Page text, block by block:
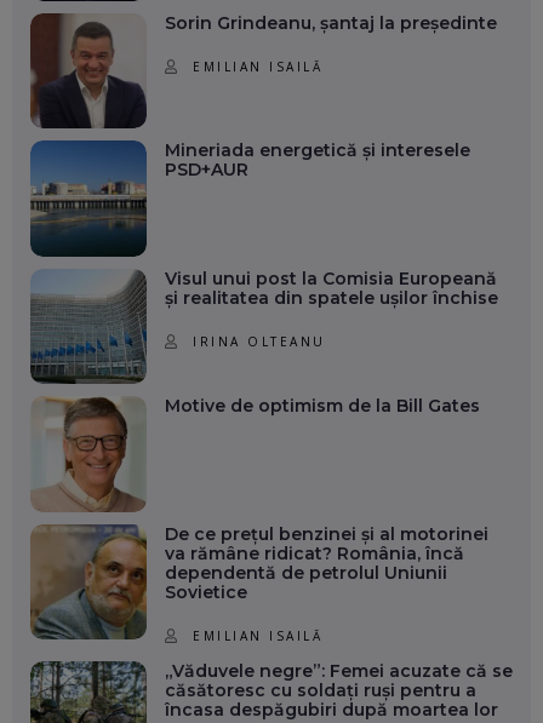
Sorin Grindeanu, șantaj la președinte
EMILIAN ISAILĂ
Mineriada energetică și interesele
PSD+AUR
Visul unui post la Comisia Europeană
și realitatea din spatele ușilor închise
IRINA OLTEANU
Motive de optimism de la Bill Gates
De ce prețul benzinei și al motorinei
va rămâne ridicat? România, încă
dependentă de petrolul Uniunii
Sovietice
EMILIAN ISAILĂ
„Văduvele negre”: Femei acuzate că se
căsătoresc cu soldați ruși pentru a
încasa despăgubiri după moartea lor